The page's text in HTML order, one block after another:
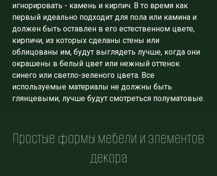
игнорировать - камень и кирпич. В то время как
первый идеально подходит для пола или камина и
должен быть оставлен в его естественном цвете,
кирпичи, из которых сделаны стены или
облицованы им, будут выглядеть лучше, когда они
окрашены в белый цвет или нежный оттенок
синего или светло-зеленого цвета. Все
используемые материалы не должны быть
глянцевыми, лучше будут смотреться полуматовые.
Простые формы мебели и элементов
декора